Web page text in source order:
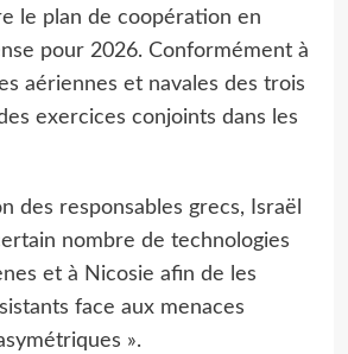
le plan de coopération en
pour 2026. Conformément à
aériennes et navales des trois
exercices conjoints dans les
des responsables grecs, Israël
nombre de technologies
et à Nicosie afin de les
face aux menaces
».